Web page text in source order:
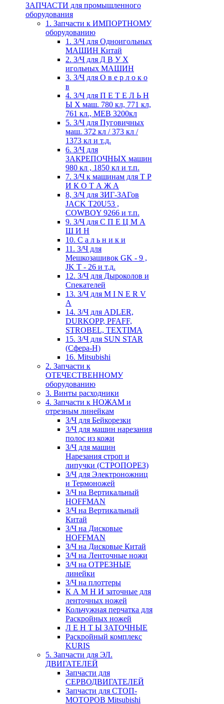
ЗАПЧАСТИ для промышленного
оборудования
1. Запчасти к ИМПОРТНОМУ
оборудованию
1. З/Ч для Одноигольных
МАШИН Китай
2. З/Ч для Д В У Х
игольных МАШИН
3. З/Ч для О в е р л о к о
в
4. З/Ч для П Е Т Е Л Ь Н
Ы Х маш. 780 кл, 771 кл,
761 кл., MEB 3200кл
5. З/Ч для Пуговичных
маш. 372 кл / 373 кл /
1373 кл и т.д.
6. З/Ч для
ЗАКРЕПОЧНЫХ машин
980 кл , 1850 кл и т.п.
7. З/Ч к машинам для Т Р
И К О Т А Ж А
8, З/Ч для ЗИГ-ЗАГов
JACK Т20U53 ,
COWBOY 9266 и т.п.
9. З/Ч для С П Е Ц М А
Ш И Н
10. С а л ь н и к и
11. З/Ч для
Мешкозашивок GK - 9 ,
JK T - 26 и т.д.
12. З/Ч для Дыроколов и
Спекателей
13. З/Ч для M I N E R V
A
14. З/Ч для ADLER,
DURKOPP, PFAFF,
STROBEL, TEXTIMA
15. З/Ч для SUN STAR
(Сфера-Н)
16. Mitsubishi
2. Запчасти к
ОТЕЧЕСТВЕННОМУ
оборудованию
3. Винты расходники
4. Запчасти к НОЖАМ и
отрезным линейкам
З/Ч для Бейкорезки
З/Ч для машин нарезания
полос из кожи
З/Ч для машин
Нарезания строп и
липучки (СТРОПОРЕЗ)
З/Ч для Электроножниц
и Термоножей
З/Ч на Вертикальный
HOFFMAN
З/Ч на Вертикальный
Китай
З/Ч на Дисковые
HOFFMAN
З/Ч на Дисковые Китай
З/Ч на Ленточные ножи
З/Ч на ОТРЕЗНЫЕ
линейки
З/Ч на плоттеры
К А М Н И заточные для
ленточных ножей
Кольчужная перчатка для
Раскройных ножей
Л Е Н Т Ы ЗАТОЧНЫЕ
Раскройный комплекс
KURIS
5. Запчасти для ЭЛ.
ДВИГАТЕЛЕЙ
Запчасти для
СЕРВОДВИГАТЕЛЕЙ
Запчасти для СТОП-
МОТОРОВ Mitsubishi